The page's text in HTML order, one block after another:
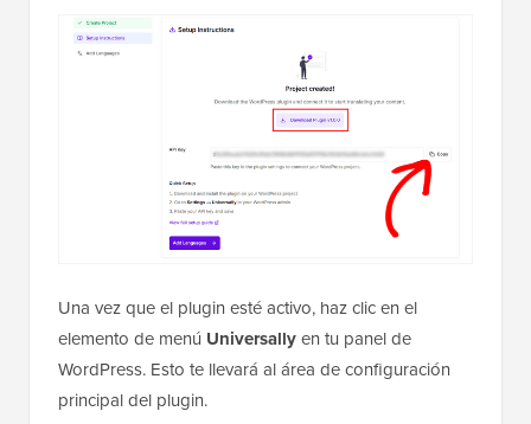
Una vez que el plugin esté activo, haz clic en el
elemento de menú Universallyen tu panel de
WordPress. Esto te llevará al área de configuración
principal del plugin.